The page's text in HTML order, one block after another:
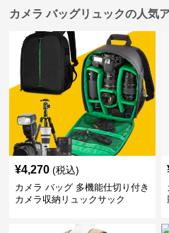
カメラ バッグリュックの人気
¥4,270 (税込)
カメラ バッグ 多機能仕切り付き
カメラ収納リュックサック